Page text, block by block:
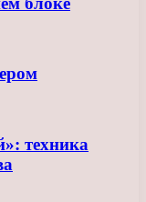
техника